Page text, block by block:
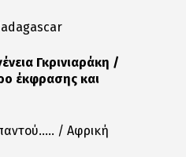
Γκρινιαράκη /
έκφρασης και
/ Αφρική